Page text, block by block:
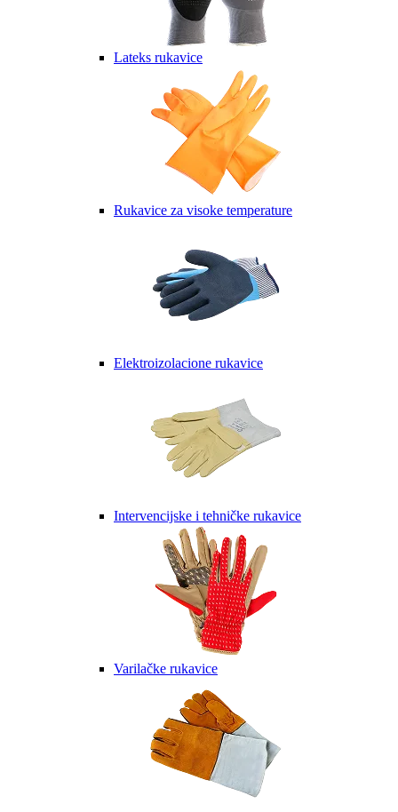
Lateks rukavice
Rukavice za visoke temperature
Elektroizolacione rukavice
Intervencijske i tehničke rukavice
Varilačke rukavice